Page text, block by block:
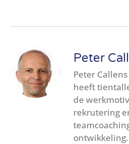
Peter
Peter
heeft
de
rekrutering
ontwikkeling.